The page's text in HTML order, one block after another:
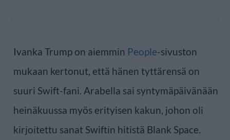
Ivanka Trump on aiemmin People-sivuston
mukaan kertonut, että hänen tyttärensä on
suuri Swift-fani. Arabella sai syntymäpäivänään
heinäkuussa myös erityisen kakun, johon oli
kirjoitettu sanat Swiftin hitistä Blank Space.